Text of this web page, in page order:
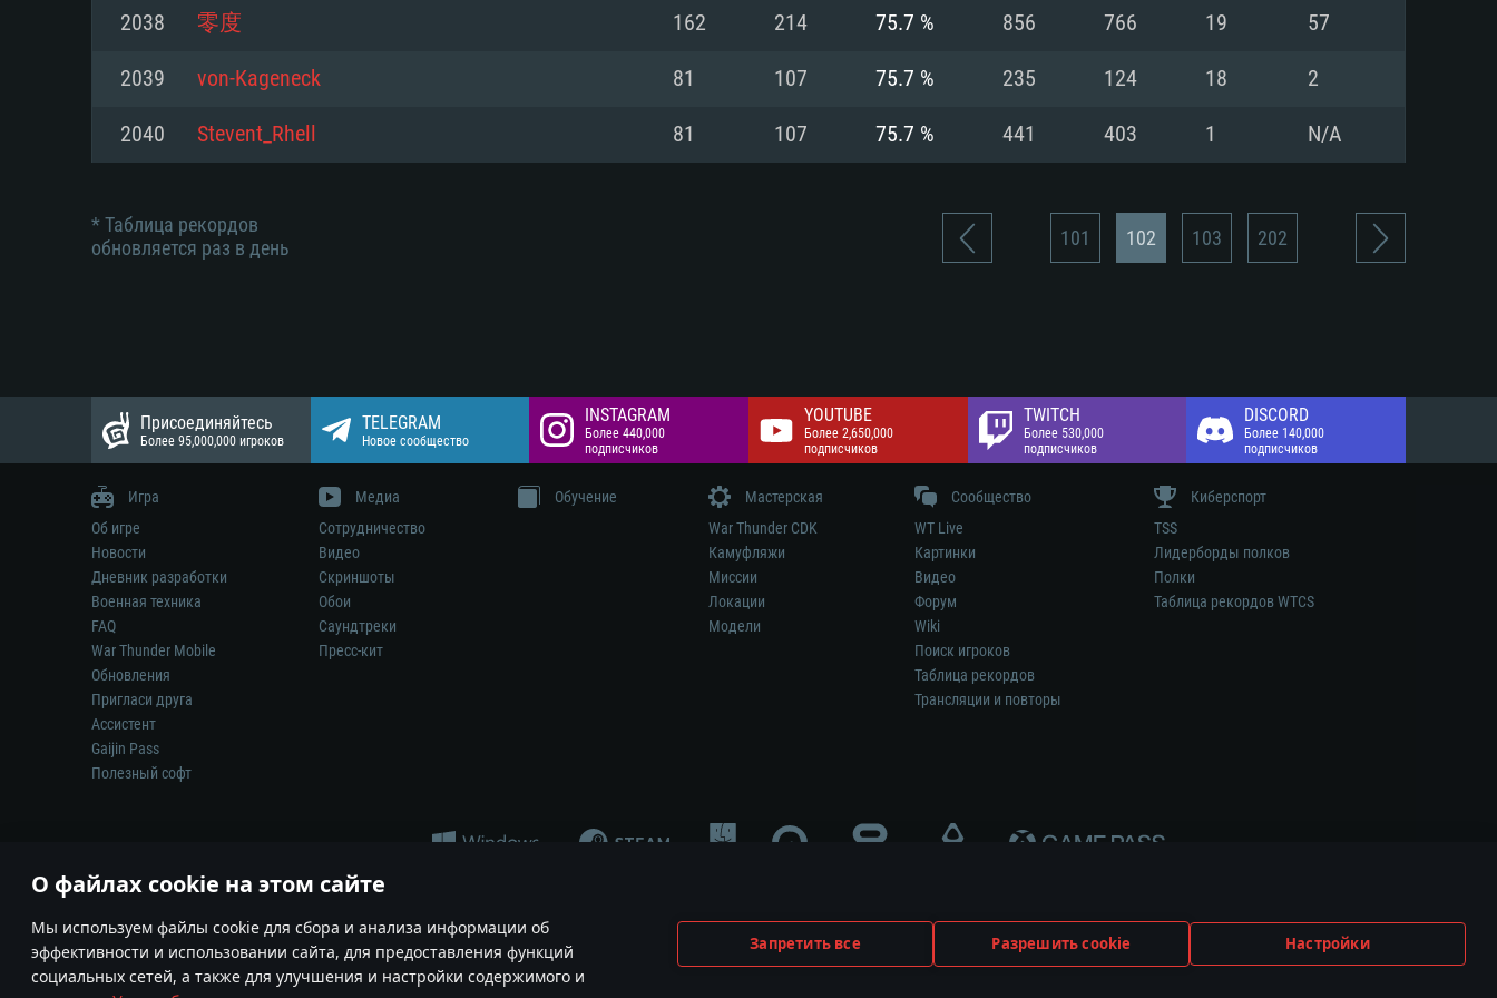
О файлах cookie на этом сайте
Мы используем файлы cookie для сбора и анализа информации об
эффективности и использовании сайта, для предоставления функций
социальных сетей, а также для улучшения и настройки содержимого и
Запретить все Разрешить cookie Настройки
Интернету
Место на жестком диске: 23.1 Гб
Интернету
Место на жестком диске: 75.9 Гб
Место на жестком диске: 23.1 Гб
минимальное поддерживаемое разрешение -
720p) с поддержкой Vulkan
Место на жестком диске: 23.1 Гб
Место на жестком диске: 75.9 Гб
2038 零度 162 214 75.7 % 856 766 19 57
2039 von-Kageneck 81 107 75.7 % 235 124 18 2
2040 Stevent_Rhell 81 107 75.7 % 441 403 1 N/A
* Таблица рекордов
обновляется раз в день
101 102 103 202
Присоединяйтесь
Более 95,000,000 игроков
TELEGRAM
Новое сообщество
INSTAGRAM
Более 440,000
подписчиков
YOUTUBE
Более 2,650,000
подписчиков
TWITCH
Более 530,000
подписчиков
DISCORD
Более 140,000
подписчиков
Игра
Об игре
Новости
Дневник разработки
Военная техника
FAQ
War Thunder Mobile
Обновления
Пригласи друга
Ассистент
Gaijin Pass
Полезный софт
Медиа
Сотрудничество
Видео
Скриншоты
Обои
Саундтреки
Пресс-кит
Обучение
Мастерская
War Thunder CDK
Камуфляжи
Миссии
Локации
Модели
Сообщество
WT Live
Картинки
Видео
Форум
Wiki
Поиск игроков
Таблица рекордов
Трансляции и повторы
Киберспорт
TSS
Лидерборды полков
Полки
Таблица рекордов WTCS
Ни один производитель оружия, техники или снаряжения не имеет отношения к этой игре и не является её спонсором либо рекламодателем.
© 2011—2026 Gaijin Games Kft. Все товарные знаки, наименования и логотипы принадлежат их соответствующим правообладателям.